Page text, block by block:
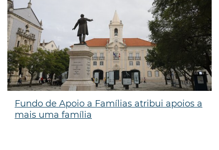
Fundo de Apoio a Famílias atribui apoios a
mais uma família